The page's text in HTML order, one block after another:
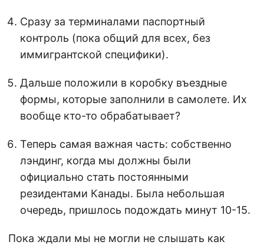
Сразу за терминалами паспортный
контроль (пока общий для всех, без
иммигрантской специфики).
Дальше положили в коробку въездные
формы, которые заполнили в самолете. Их
вообще кто-то обрабатывает?
Теперь самая важная часть: собственно
лэндинг, когда мы должны были
официально стать постоянными
резидентами Канады. Была небольшая
очередь, пришлось подождать минут 10-15.
Пока ждали мы не могли не слышать как